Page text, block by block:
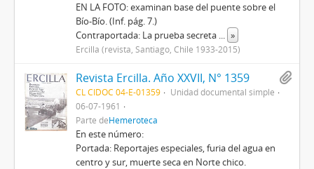
EN LA FOTO: examinan base del puente sobre el
Bío-Bío. (Inf. pág. 7.)
Contraportada: La prueba secreta ... »
Ercilla (revista, Santiago, Chile 1933-2015)
Revista Ercilla. Año XXVII, N° 1359
CL CIDOC 04-E-01359
Unidad documental simple
06-07-1961
Parte deHemeroteca
En este número:
Portada: Reportajes especiales, furia del agua en
centro y sur, muerte seca en Norte chico.